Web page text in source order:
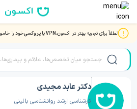
لطفاً برای تجربه بهتر در اکسون،VPN یا پروکسی خود را صفحه اصلی/دکتر روانشناسی/دکتر عابد مجیدی
دکتر عابد مجیدی
کارشناسی ارشد روانشناسی بالینی